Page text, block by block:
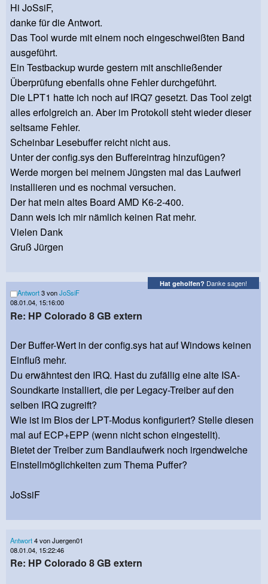
Hi JoSsiF,
danke für die Antwort.
Das Tool wurde mit einem noch eingeschweißten Band
ausgeführt.
Ein Testbackup wurde gestern mit anschließender
Überprüfung ebenfalls ohne Fehler durchgeführt.
Die LPT1 hatte ich noch auf IRQ7 gesetzt. Das Tool zeigt
alles erfolgreich an. Aber im Protokoll steht wieder dieser
seltsame Fehler.
Scheinbar Lesebuffer reicht nicht aus.
Unter der config.sys den Buffereintrag hinzufügen?
Werde morgen bei meinem Jüngsten mal das Laufwerl
installieren und es nochmal versuchen.
Der hat mein altes Board AMD K6-2-400.
Dann weis ich mir nämlich keinen Rat mehr.
Vielen Dank
Gruß Jürgen
Hat geholfen? Danke sagen!
Antwort3 vonJoSsiF
08.01.04, 15:16:00
Re: HP Colorado 8 GB extern
Der Buffer-Wert in der config.sys hat auf Windows keinen
Einfluß mehr.
Du erwähntest den IRQ. Hast du zufällig eine alte ISA-
Soundkarte installiert, die per Legacy-Treiber auf den
selben IRQ zugreift?
Wie ist im Bios der LPT-Modus konfiguriert? Stelle diesen
mal auf ECP+EPP (wenn nicht schon eingestellt).
Bietet der Treiber zum Bandlaufwerk noch irgendwelche
Einstellmöglichkeiten zum Thema Puffer?
JoSsiF
Antwort4 von Juergen01
08.01.04, 15:22:46
Re: HP Colorado 8 GB extern